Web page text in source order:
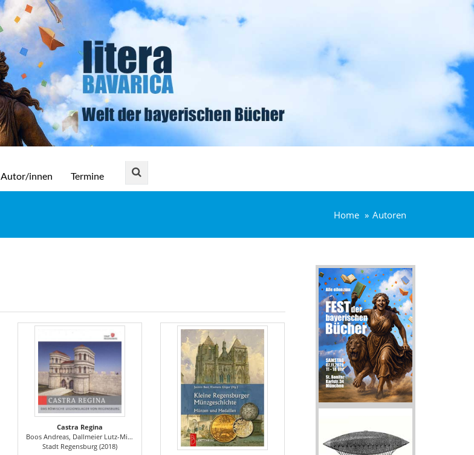
Autor/innen Termine
Home Autoren
Castra Regina
Boos Andreas, Dallmeier Lutz-Michael, Unger Klemens Kulturreferat Stadt Regensburg
Stadt Regensburg (2018)